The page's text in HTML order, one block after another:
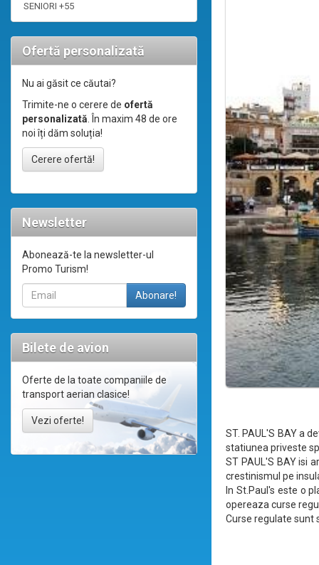
SENIORI +55
Ofertă personalizată
Nu ai găsit ce căutai?
Trimite-ne o cerere de ofertă
personalizată. În maxim 48 de ore
noi îți dăm soluția!
Cerere ofertă!
Newsletter
Abonează-te la newsletter-ul
Promo Turism!
Bilete de avion
Oferte de la toate companiile de
transport aerian clasice!
Vezi oferte!
ST. PAUL'S BAY a
statiunea priveste
ST PAUL'S BAY isi
crestinismul pe
In St.Paul's este o
opereaza curse
Curse regulate sunt